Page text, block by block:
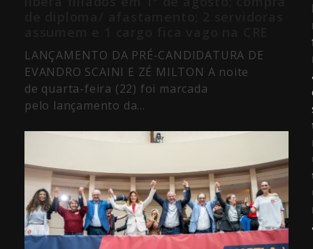
LANÇAMENTO DA PRÉ-CANDIDATURA DE
EVANDRO SCAINI E ZÉ MILTON A noite
de quarta-feira (22) foi marcada
pelo lançamento da…